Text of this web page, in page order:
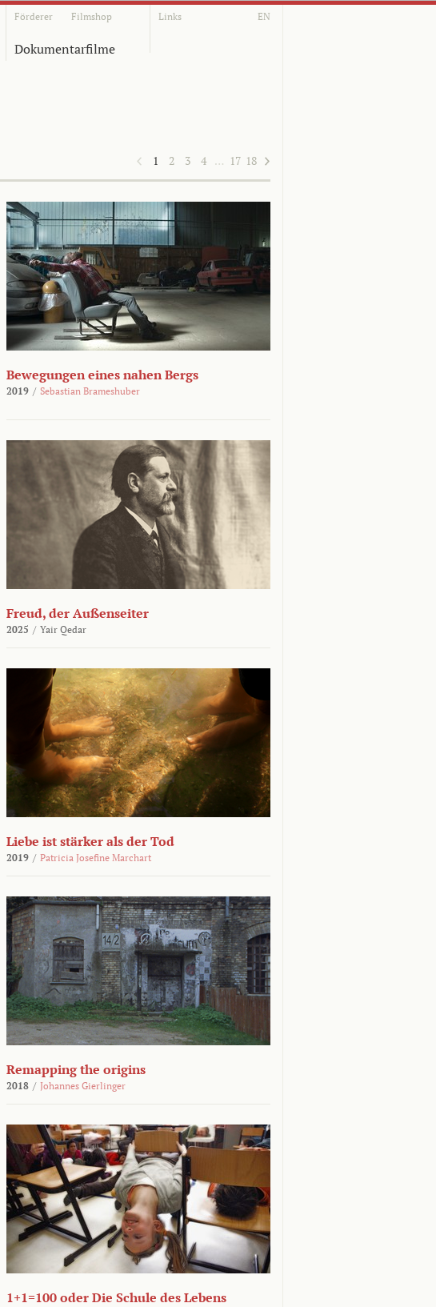
Förderer Filmshop Links EN
Dokumentarfilme
1 2 3 4 … 17 18
Bewegungen eines nahen Bergs
2019 / Sebastian Brameshuber
Freud, der Außenseiter
2025 / Yair Qedar
Liebe ist stärker als der Tod
2019 / Patricia Josefine Marchart
Remapping the origins
2018 / Johannes Gierlinger
1+1=100 oder Die Schule des Lebens